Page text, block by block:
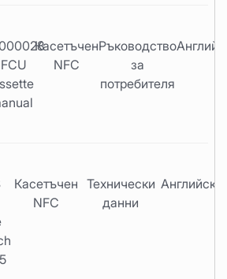
Касетъчен
NFC
Ръководство
за
потребителя
Касетъчен
NFC
Технически
данни
Английски